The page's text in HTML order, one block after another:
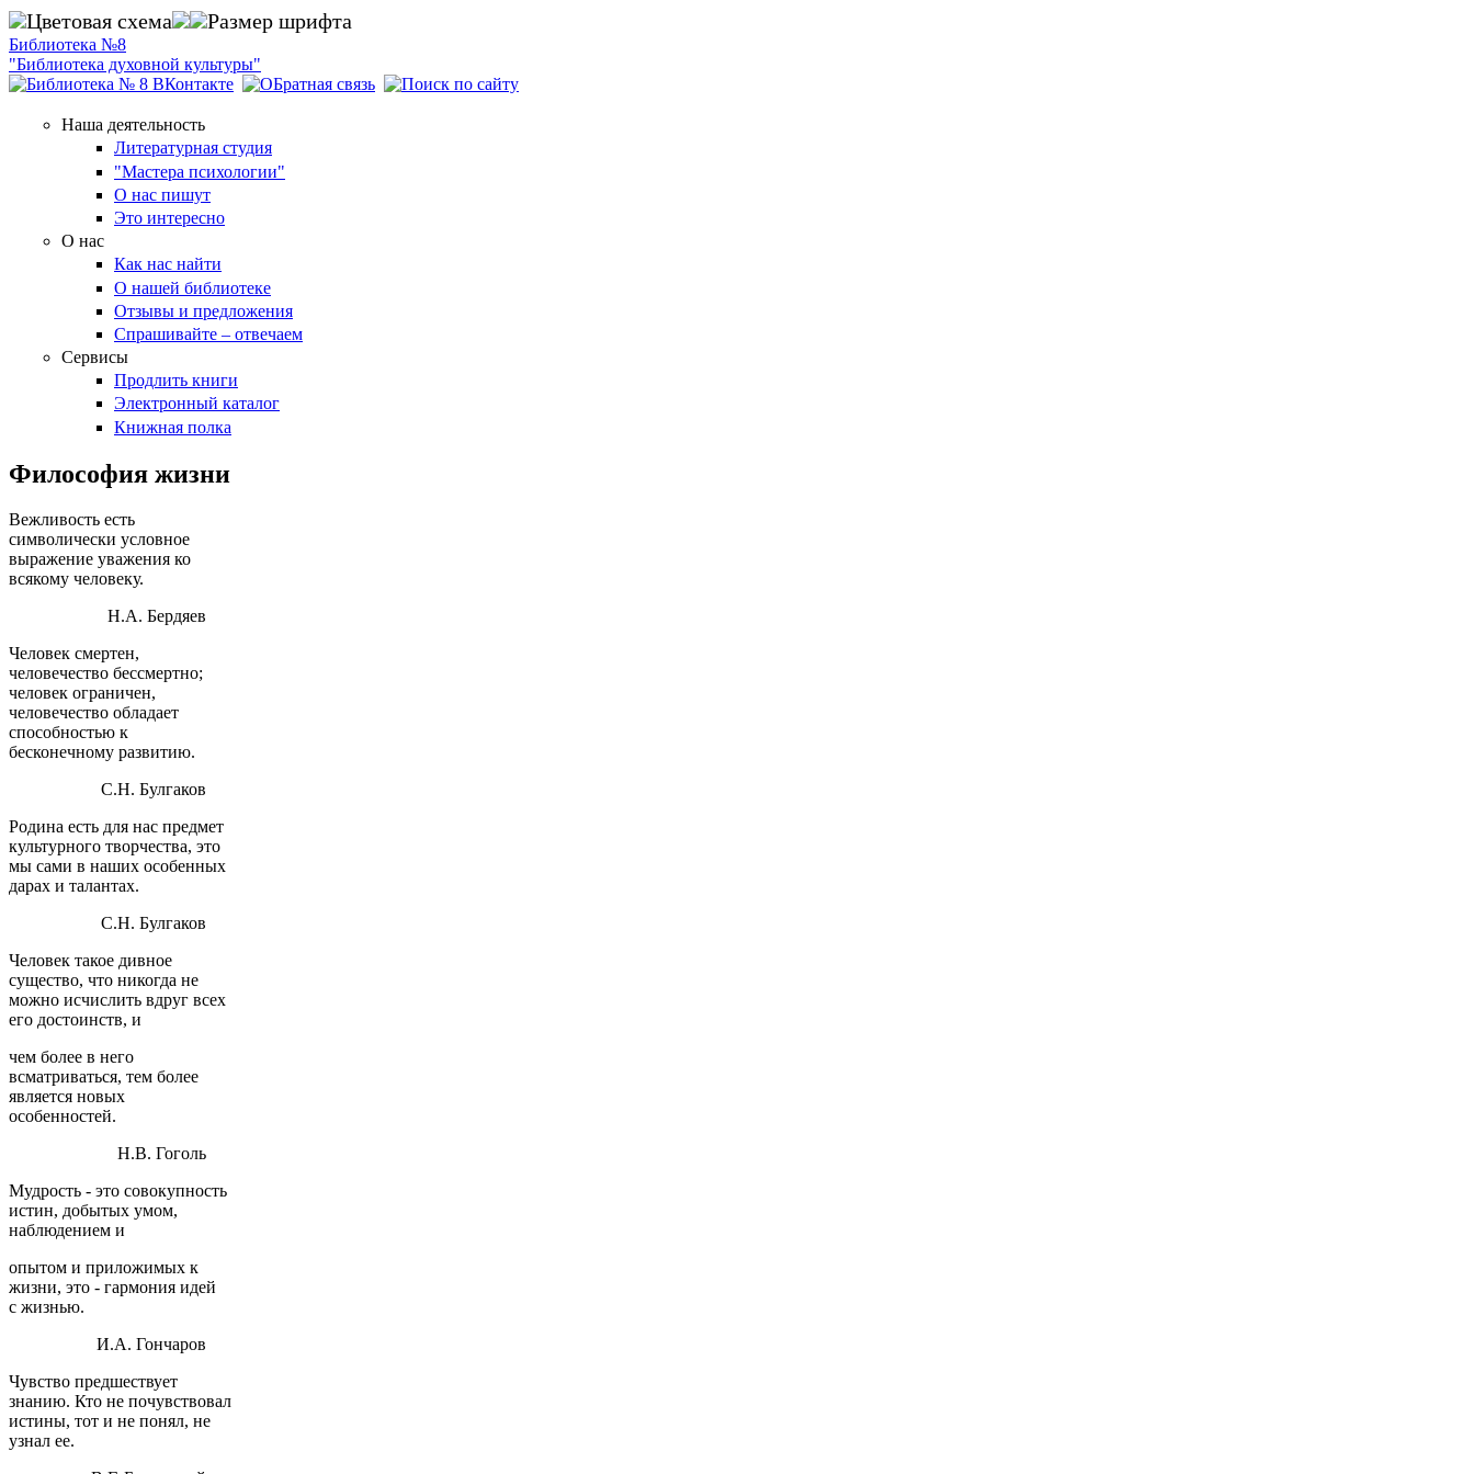
Перейти к основному содержанию
Цветовая схема Размер шрифта
Библиотека №8
"Библиотека духовной культуры"
Наша деятельность
Литературная студия
"Мастера психологии"
О нас пишут
Это интересно
О нас
Как нас найти
О нашей библиотеке
Отзывы и предложения
Спрашивайте – отвечаем
Сервисы
Продлить книги
Электронный каталог
Книжная полка
Философия жизни
Вежливость есть
символически условное
выражение уважения ко
всякому человеку.
Н.А. Бердяев
Человек смертен,
человечество бессмертно;
человек ограничен,
человечество обладает
способностью к
бесконечному развитию.
С.Н. Булгаков
Родина есть для нас предмет
культурного творчества, это
мы сами в наших особенных
дарах и талантах.
С.Н. Булгаков
Человек такое дивное
существо, что никогда не
можно исчислить вдруг всех
его достоинств, и
чем более в него
всматриваться, тем более
является новых
особенностей.
Н.В. Гоголь
Мудрость - это совокупность
истин, добытых умом,
наблюдением и
опытом и приложимых к
жизни, это - гармония идей
с жизнью.
И.А. Гончаров
Чувство предшествует
знанию. Кто не почувствовал
истины, тот и не понял, не
узнал ее.